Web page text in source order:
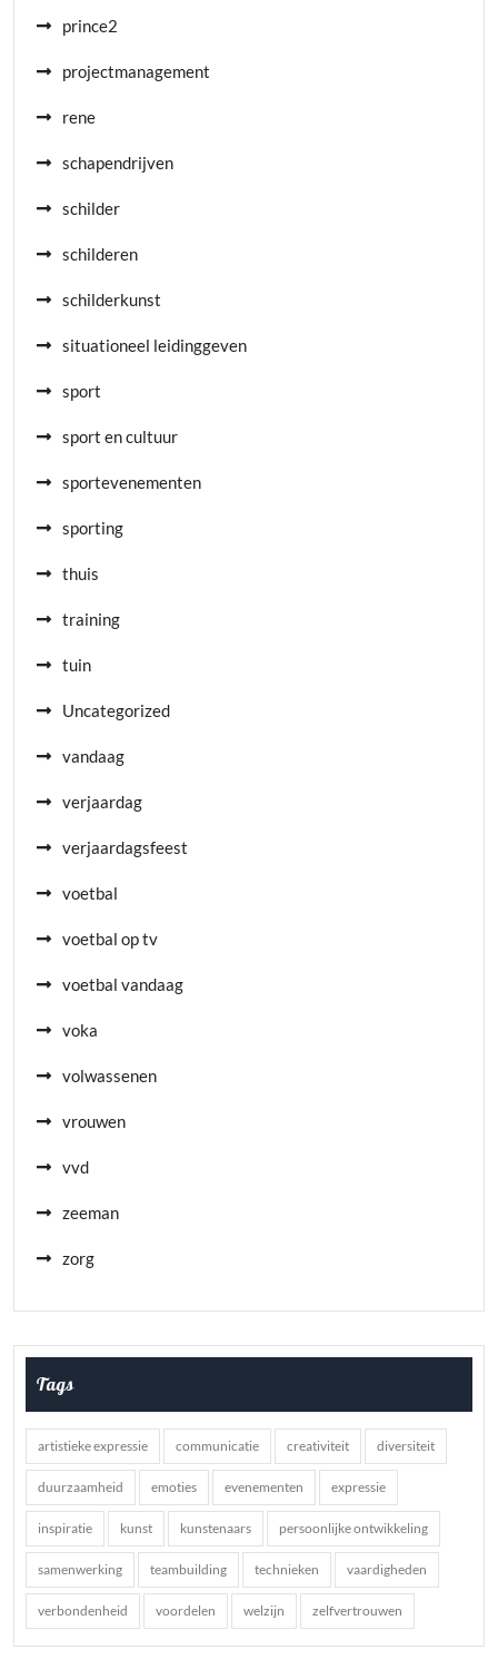
prince2
projectmanagement
rene
schapendrijven
schilder
schilderen
schilderkunst
situationeel leidinggeven
sport
sport en cultuur
sportevenementen
sporting
thuis
training
tuin
Uncategorized
vandaag
verjaardag
verjaardagsfeest
voetbal
voetbal op tv
voetbal vandaag
voka
volwassenen
vrouwen
vvd
zeeman
zorg
Tags
artistieke expressie communicatie creativiteit diversiteit
duurzaamheid emoties evenementen expressie
inspiratie kunst kunstenaars persoonlijke ontwikkeling
samenwerking teambuilding technieken vaardigheden
verbondenheid voordelen welzijn zelfvertrouwen